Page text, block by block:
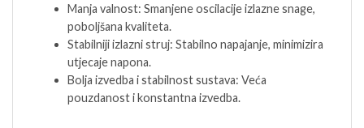
Manja valnost: Smanjene oscilacije izlazne snage,
poboljšana kvaliteta.
Stabilniji izlazni struj: Stabilno napajanje, minimizira
utjecaje napona.
Bolja izvedba i stabilnost sustava: Veća
pouzdanost i konstantna izvedba.